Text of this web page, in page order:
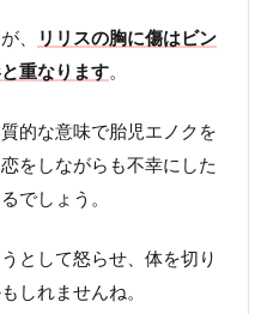
、
リリスの胸に傷はビン
重なります。
的な意味で胎児エノクを
をしながらも不幸にした
でしょう。
として怒らせ、体を切り
しれませんね。